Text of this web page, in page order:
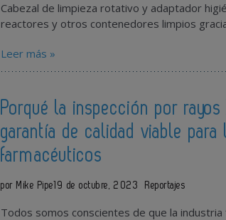
Cabezal de limpieza rotativo y adaptador
reactores y otros contenedores limpios
Leer más »
Porqué la inspección por
garantía de calidad viable para
farmacéuticos
por Mike Pipe 19 de octubre, 2023 Reportajes
Todos somos conscientes de que la